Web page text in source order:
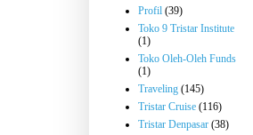
Profil (39)
Toko 9 Tristar Institute
(1)
Toko Oleh-Oleh Funds
(1)
Traveling (145)
Tristar Cruise (116)
Tristar Denpasar (38)